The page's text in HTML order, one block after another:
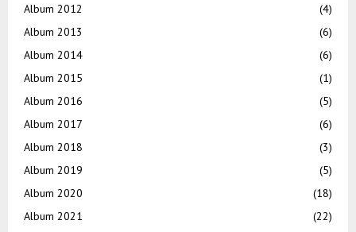
Album 2012
(4)
Album 2013
(6)
Album 2014
(6)
Album 2015
(1)
Album 2016
(5)
Album 2017
(6)
Album 2018
(3)
Album 2019
(5)
Album 2020
(18)
Album 2021
(22)